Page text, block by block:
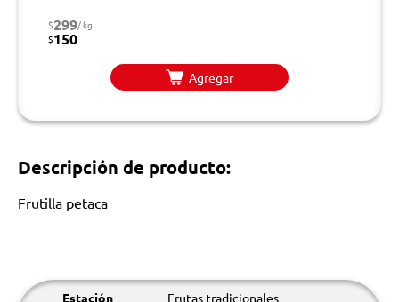
$299/ kg
$150
Agregar
Descripción de producto:
Frutilla petaca
Estación Frutas tradicionales